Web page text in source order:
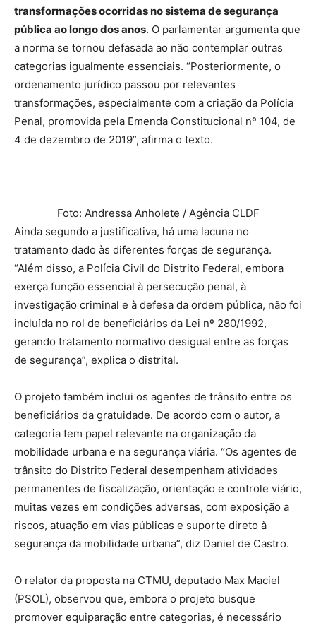
transformações ocorridas no sistema de segurança
pública ao longo dos anos. O parlamentar argumenta que
a norma se tornou defasada ao não contemplar outras
categorias igualmente essenciais. “Posteriormente, o
ordenamento jurídico passou por relevantes
transformações, especialmente com a criação da Polícia
Penal, promovida pela Emenda Constitucional nº 104, de
4 de dezembro de 2019”, afirma o texto.
Foto: Andressa Anholete / Agência CLDF
Ainda segundo a justificativa, há uma lacuna no
tratamento dado às diferentes forças de segurança.
“Além disso, a Polícia Civil do Distrito Federal, embora
exerça função essencial à persecução penal, à
investigação criminal e à defesa da ordem pública, não foi
incluída no rol de beneficiários da Lei nº 280/1992,
gerando tratamento normativo desigual entre as forças
de segurança”, explica o distrital.
O projeto também inclui os agentes de trânsito entre os
beneficiários da gratuidade. De acordo com o autor, a
categoria tem papel relevante na organização da
mobilidade urbana e na segurança viária. “Os agentes de
trânsito do Distrito Federal desempenham atividades
permanentes de fiscalização, orientação e controle viário,
muitas vezes em condições adversas, com exposição a
riscos, atuação em vias públicas e suporte direto à
segurança da mobilidade urbana”, diz Daniel de Castro.
O relator da proposta na CTMU, deputado Max Maciel
(PSOL), observou que, embora o projeto busque
promover equiparação entre categorias, é necessário